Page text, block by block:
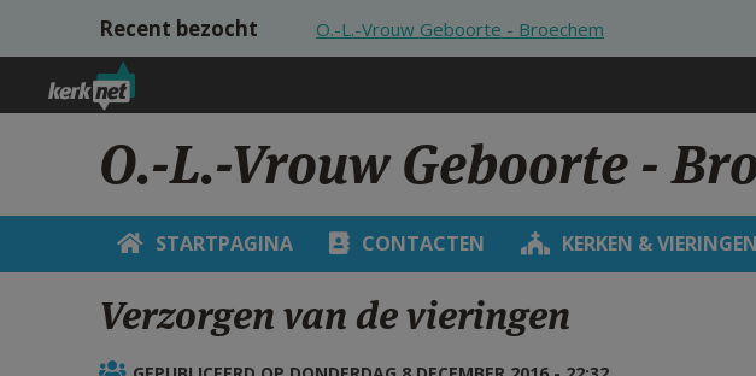
Overslaan en naar de inhoud gaan
Recent bezocht O.-L.-Vrouw Geboorte - Broechem
O.-L.-Vrouw Geboorte -
STARTPAGINA CONTACTEN KERKEN & VIERINGEN
Verzorgen van de vieringen